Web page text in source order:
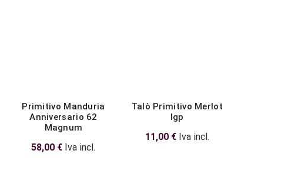
Primitivo Manduria
Anniversario 62
Magnum
58,00 € Iva incl.
Talò Primitivo Merlot
Igp
11,00 € Iva incl.